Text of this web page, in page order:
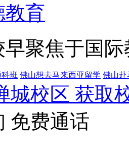
教育
早聚焦于国
班 佛山想去马来西亚留学 佛山赴
城校区 获取
免费通话